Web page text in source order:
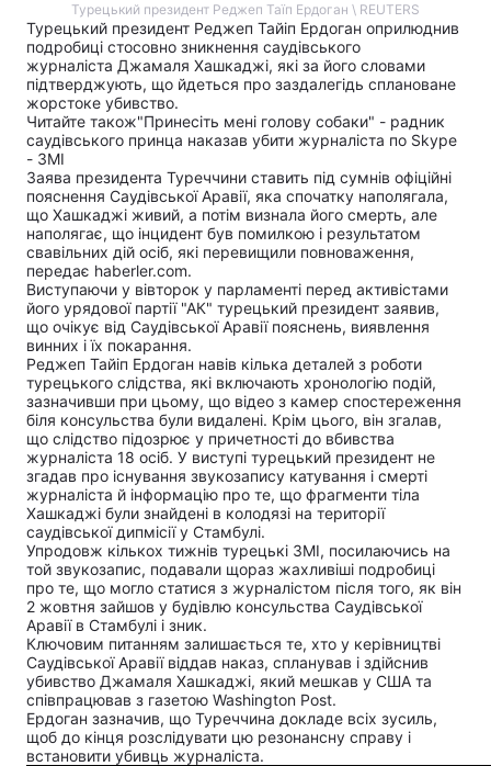
Турецький президент Реджеп Таїп Ердоган \ REUTERS
Турецький президент Реджеп Тайіп Ердоган оприлюднив
подробиці стосовно зникнення саудівського
журналіста Джамаля Хашкаджі, які за його словами
підтверджують, що йдеться про заздалегідь сплановане
жорстоке убивство.
Читайте також"Принесіть мені голову собаки" - радник
саудівського принца наказав убити журналіста по Skype
- ЗМІ
Заява президента Туреччини ставить під сумнів офіційні
пояснення Саудівської Аравії, яка спочатку наполягала,
що Хашкаджі живий, а потім визнала його смерть, але
наполягає, що інцидент був помилкою і результатом
свавільних дій осіб, які перевищили повноваження,
передає haberler.com.
Виступаючи у вівторок у парламенті перед активістами
його урядової партії "АК" турецький президент заявив,
що очікує від Саудівської Аравії пояснень, виявлення
винних і їх покарання.
Реджеп Тайіп Ердоган навів кілька деталей з роботи
турецького слідства, які включають хронологію подій,
зазначивши при цьому, що відео з камер спостереження
біля консульства були видалені. Крім цього, він згалав,
що слідство підозрює у причетності до вбивства
журналіста 18 осіб. У виступі турецький президент не
згадав про існування звукозапису катування і смерті
журналіста й інформацію про те, що фрагменти тіла
Хашкаджі були знайдені в колодязі на території
саудівської дипмісії у Стамбулі.
Упродовж кількох тижнів турецькі ЗМІ, посилаючись на
той звукозапис, подавали щораз жахливіші подробиці
про те, що могло статися з журналістом після того, як він
2 жовтня зайшов у будівлю консульства Саудівської
Аравії в Стамбулі і зник.
Ключовим питанням залишається те, хто у керівництві
Саудівської Аравії віддав наказ, спланував і здійснив
убивство Джамаля Хашкаджі, який мешкав у США та
співпрацював з газетою Washington Post.
Ердоган зазначив, що Туреччина докладе всіх зусиль,
щоб до кінця розслідувати цю резонансну справу і
встановити убивць журналіста.